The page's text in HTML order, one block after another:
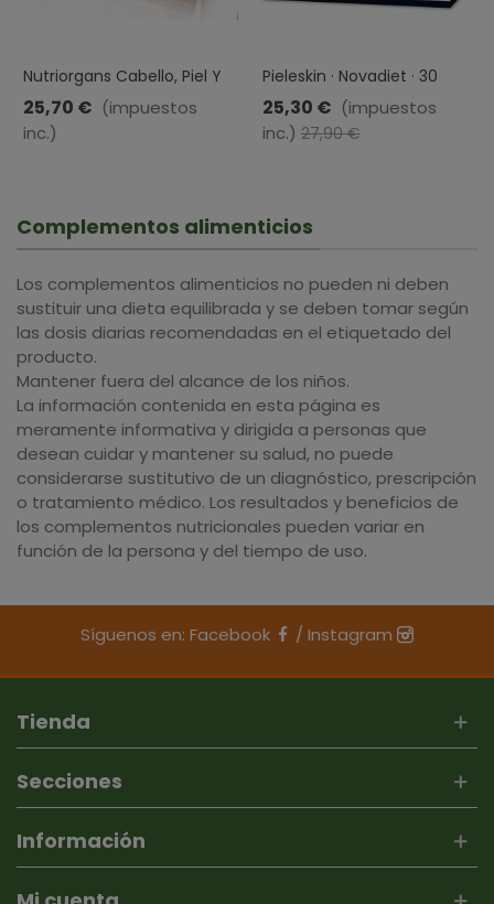
Nutriorgans Cabello, Piel Y
Uñas · Tongil · 14 Viales
25,70 € (impuestos
inc.)
Pieleskin · Novadiet · 30
Cápsulas
25,30 € (impuestos
inc.) 27,90 €
Complementos alimenticios
Los complementos alimenticios no pueden ni deben
sustituir una dieta equilibrada y se deben tomar según
las dosis diarias recomendadas en el etiquetado del
producto.
Mantener fuera del alcance de los niños.
La información contenida en esta página es
meramente informativa y dirigida a personas que
desean cuidar y mantener su salud, no puede
considerarse sustitutivo de un diagnóstico, prescripción
o tratamiento médico. Los resultados y beneficios de
los complementos nutricionales pueden variar en
función de la persona y del tiempo de uso.
Síguenos en: Facebook / Instagram
Tienda
Secciones
Información